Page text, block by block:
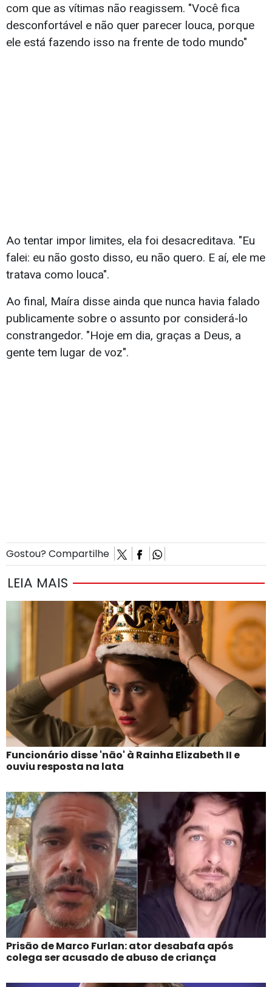
com que as vítimas não reagissem. "Você fica
desconfortável e não quer parecer louca, porque
ele está fazendo isso na frente de todo mundo"
Ao tentar impor limites, ela foi desacreditava. "Eu
falei: eu não gosto disso, eu não quero. E aí, ele me
tratava como louca".
Ao final, Maíra disse ainda que nunca havia falado
publicamente sobre o assunto por considerá-lo
constrangedor. "Hoje em dia, graças a Deus, a
gente tem lugar de voz".
Gostou? Compartilhe
LEIA MAIS
Funcionário disse 'não' à Rainha Elizabeth II e
ouviu resposta na lata
Prisão de Marco Furlan: ator desabafa após
colega ser acusado de abuso de criança